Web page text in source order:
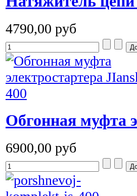
4790,00 руб
Обгонная муфта
6900,00 руб